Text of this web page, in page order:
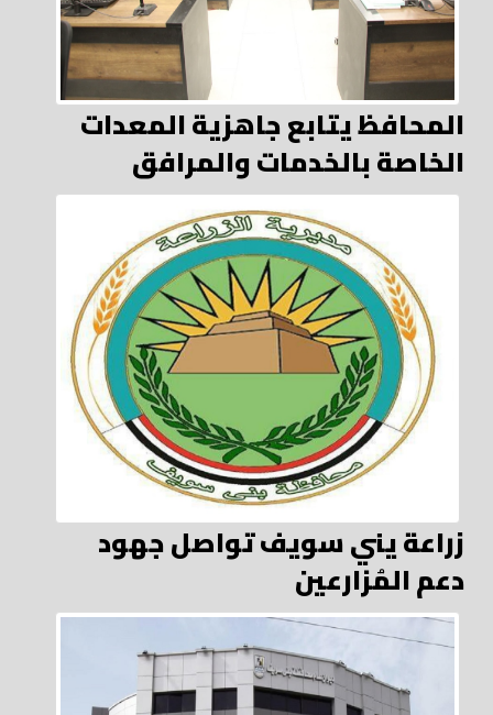
المحافظ يتابع جاهزية المعدات
الخاصة بالخدمات والمرافق
زراعة يني سويف تواصل جهود
دعم المُزارعين